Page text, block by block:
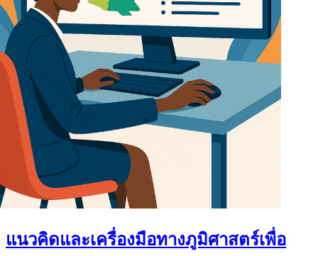
แนวคิดและเครื่องมือทางภูมิศาสตร์เพื่อ